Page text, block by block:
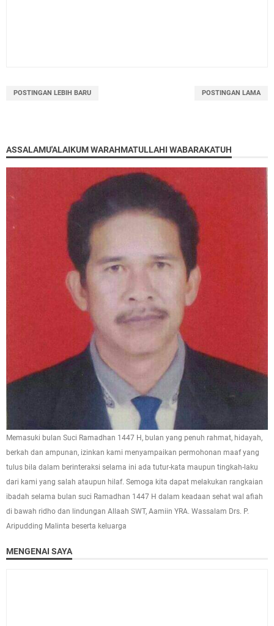
POSTINGAN LEBIH BARU POSTINGAN LAMA
ASSALAMU'ALAIKUM WARAHMATULLAHI WABARAKATUH
Memasuki bulan Suci Ramadhan 1447 H, bulan yang penuh rahmat, hidayah,
berkah dan ampunan, izinkan kami menyampaikan permohonan maaf yang
tulus bila dalam berinteraksi selama ini ada tutur-kata maupun tingkah-laku
dari kami yang salah ataupun hilaf. Semoga kita dapat melakukan rangkaian
ibadah selama bulan suci Ramadhan 1447 H dalam keadaan sehat wal afiah
di bawah ridho dan lindungan Allaah SWT, Aamiin YRA. Wassalam Drs. P.
Aripudding Malinta beserta keluarga
MENGENAI SAYA